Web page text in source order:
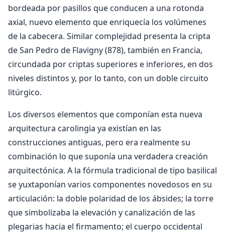
bordeada por pasillos que conducen a una rotonda
axial, nuevo elemento que enriquecía los volúmenes
de la cabecera. Similar complejidad presenta la cripta
de San Pedro de Flavigny (878), también en Francia,
circundada por criptas superiores e inferiores, en dos
niveles distintos y, por lo tanto, con un doble circuito
litúrgico.
Los diversos elementos que componían esta nueva
arquitectura carolingia ya existían en las
construcciones antiguas, pero era realmente su
combinación lo que suponía una verdadera creación
arquitectónica. A la fórmula tradicional de tipo basilical
se yuxtaponían varios componentes novedosos en su
articulación: la doble polaridad de los ábsides; la torre
que simbolizaba la elevación y canalización de las
plegarias hacia el firmamento; el cuerpo occidental